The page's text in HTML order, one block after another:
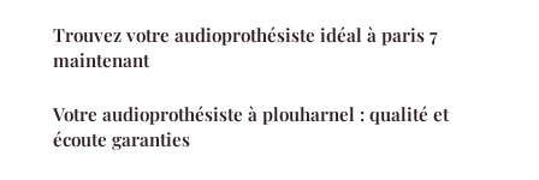
Trouvez votre audioprothésiste idéal à paris 7
maintenant
Votre audioprothésiste à plouharnel : qualité et
écoute garanties